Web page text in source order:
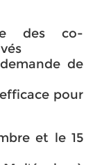
des co-
de
pour
et le 15